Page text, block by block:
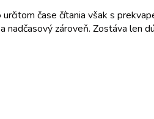
čase čítania však s
zároveň. Zostáva len